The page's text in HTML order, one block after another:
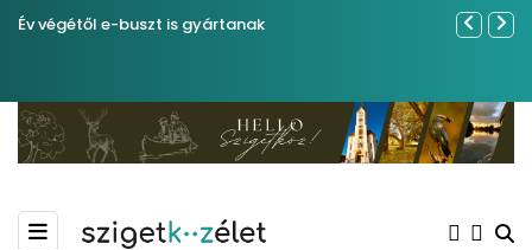
Év végétől e-buszt is gyártanak Sose